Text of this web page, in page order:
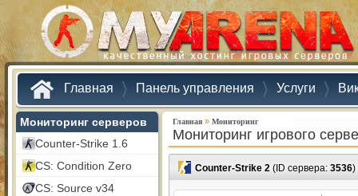
Главная Панель управления Услуги
Мониторинг серверов
Counter-Strike 1.6
CS: Condition Zero
CS: Source v34
Главная » Мониторинг
Мониторинг игрового
Counter-Strike 2 (ID сервера: 3536)